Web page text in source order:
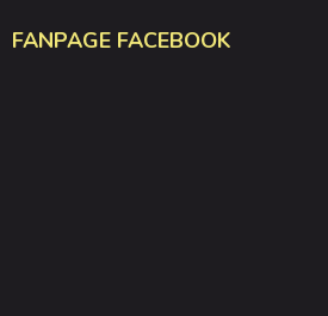
FANPAGE FACEBOOK